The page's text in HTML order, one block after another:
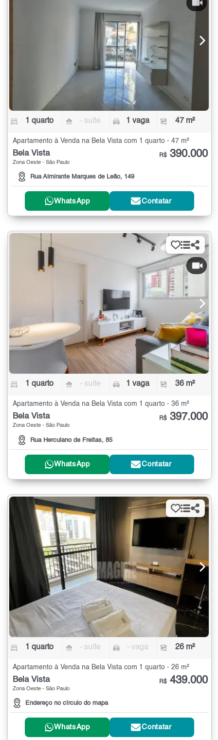
1 quarto - suíte 1 vaga 47 m²
Apartamento à Venda na Bela Vista com 1 quarto - 47 m²
Bela Vista
Zona Oeste - São Paulo
Rua Almirante Marques de Leão, 149
R$ 390.000
WhatsApp Contatar
1 quarto - suíte 1 vaga 36 m²
Apartamento à Venda na Bela Vista com 1 quarto - 36 m²
Bela Vista
Zona Oeste - São Paulo
Rua Herculano de Freitas, 85
R$ 397.000
WhatsApp Contatar
1 quarto - suíte - vaga 26 m²
Apartamento à Venda na Bela Vista com 1 quarto - 26 m²
Bela Vista
Zona Oeste - São Paulo
Endereço no círculo do mapa
R$ 439.000
WhatsApp Contatar